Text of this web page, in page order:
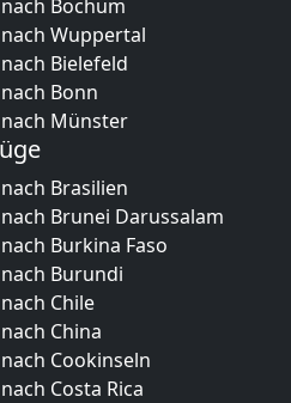
Bochum
Wuppertal
Bielefeld
Bonn
Münster
Brasilien
Brunei Darussalam
Burkina Faso
Burundi
Chile
China
Cookinseln
Costa Rica